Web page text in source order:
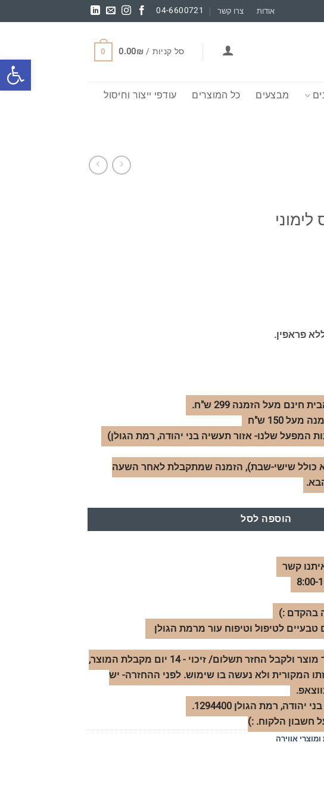
פתח
אודות צרו קשר 04-6600721
סל קניות / 0.00₪
0
מבצעים כל המוצרים עודפי ייצור וחיסול
פראפין.
המפעל שלנו- אזור תעשיה בני יהודה, רמת הגולן)
עסקים (לא כולל שישי-שבת), הזמנה שמתקבלת לאחר השעה
הוספה לסל
קשר
בהקדם :)
טבעיים לטיפול וטיפוח עור מרמת הגולן
החזרות- במידה ותרצו להחזיר מוצר ולקבל החזר תשלום/ זיכוי - 14 יום מקבלת המוצר,
המקורית ולא נעשה בו שימוש. לפני ההחזרה- יש
רמת הגולן 1294400.
חשבון הלקוח. :)
ומוצרי אווירה